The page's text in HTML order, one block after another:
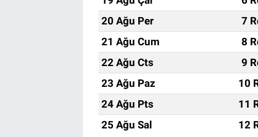
20 Ağu Per
7
21 Ağu Cum
8
22 Ağu Cts
9
23 Ağu Paz
10
24 Ağu Pts
11
25 Ağu Sal
12